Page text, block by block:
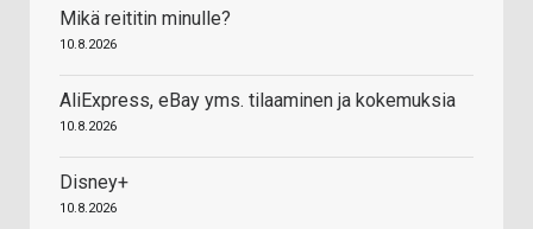
Mikä reititin minulle?
10.8.2026
AliExpress, eBay yms. tilaaminen ja kokemuksia
10.8.2026
Disney+
10.8.2026